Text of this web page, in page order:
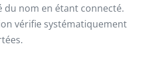
du nom en étant connecté.
vérifie systématiquement